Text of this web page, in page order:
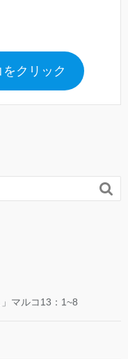
クリック

マルコ13：1~8